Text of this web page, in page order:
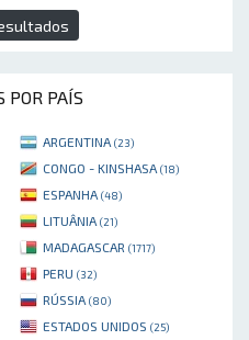
POR PAÍS
ARGENTINA (23)
CONGO - KINSHASA (18)
ESPANHA (48)
LITUÂNIA (21)
MADAGASCAR (1717)
PERU (32)
RÚSSIA (80)
ESTADOS UNIDOS (25)